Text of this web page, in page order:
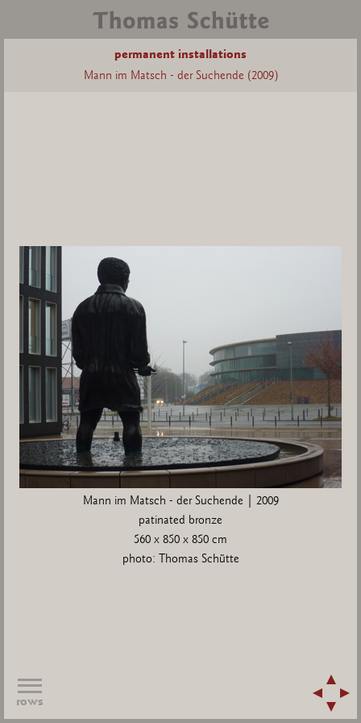
permanent installations
Mann im Matsch - der Suchende (2009)
Mann im Matsch - der Suchende | 2009
patinated bronze
560 x 850 x 850 cm
photo: Thomas Schütte
rows